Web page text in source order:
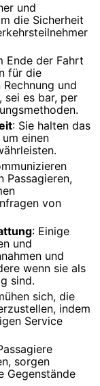
und
die Sicherheit
Ende der Fahrt
für die
und
sei es bar, per
: Sie halten das
einen
Passagieren,
von
: Einige
und
und
wenn sie als
sind.
sich, die
indem
Service
sorgen
Gegenstände